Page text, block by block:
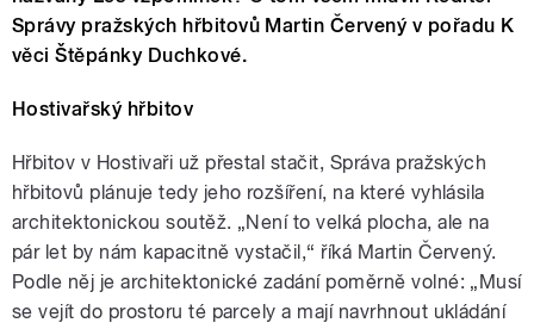
Správy pražských hřbitovů Martin Červený v pořadu K
věci Štěpánky Duchkové.
Hostivařský hřbitov
Hřbitov v Hostivaři už přestal stačit, Správa pražských
hřbitovů plánuje tedy jeho rozšíření, na které vyhlásila
architektonickou soutěž. „Není to velká plocha, ale na
pár let by nám kapacitně vystačil,“ říká Martin Červený.
Podle něj je architektonické zadání poměrně volné: „Musí
se vejít do prostoru té parcely a mají navrhnout ukládání